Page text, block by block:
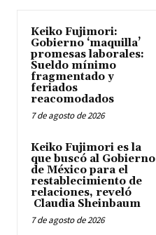
Keiko Fujimori:
Gobierno ‘maquilla’
promesas laborales:
Sueldo mínimo
fragmentado y
feriados
reacomodados
7 de agosto de 2026
Keiko Fujimori es la
que buscó al Gobierno
de México para el
restablecimiento de
relaciones, reveló
Claudia Sheinbaum
7 de agosto de 2026